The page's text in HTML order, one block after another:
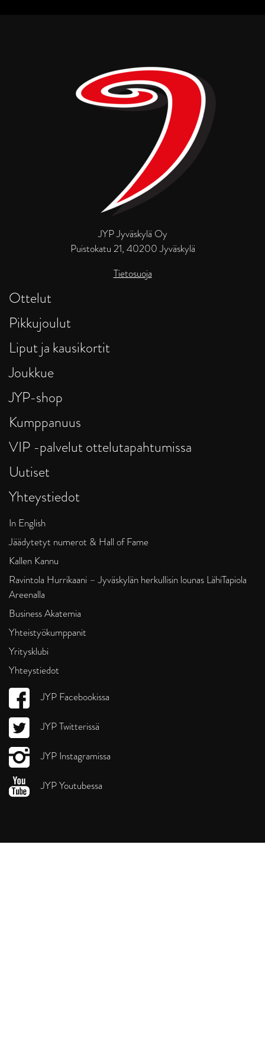
JYP Jyväskylä Oy
Puistokatu 21, 40200 Jyväskylä
Tietosuoja
Ottelut
Pikkujoulut
Liput ja kausikortit
Joukkue
JYP-shop
Kumppanuus
VIP -palvelut ottelutapahtumissa
Uutiset
Yhteystiedot
In English
Jäädytetyt numerot & Hall of Fame
Kallen Kannu
Ravintola Hurrikaani – Jyväskylän herkullisin lounas LähiTapiola
Areenalla
Business Akatemia
Yhteistyökumppanit
Yritysklubi
Yhteystiedot
JYP Facebookissa
JYP Twitterissä
JYP Instagramissa
JYP Youtubessa